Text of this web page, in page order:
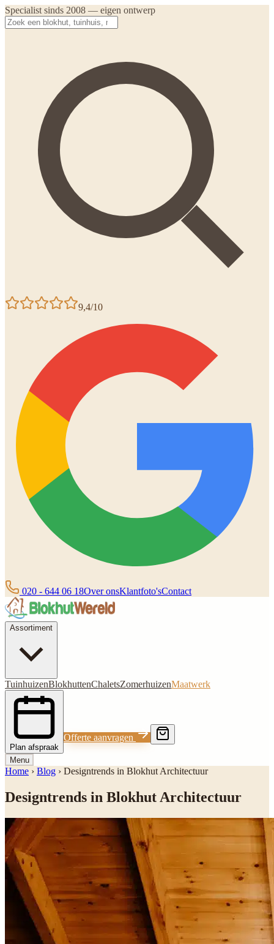
Specialist sinds 2008 — eigen ontwerp
9,4/10
020 - 644 06 18Over onsKlantfoto'sContact
Assortiment
TuinhuizenBlokhuttenChaletsZomerhuizenMaatwerk
Plan afspraak
Offerte aanvragen
Menu
Home › Blog › Designtrends in Blokhut Architectuur
Designtrends in Blokhut Architectuur